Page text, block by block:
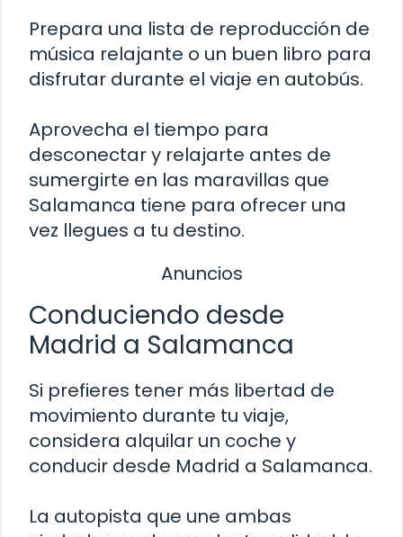
Prepara una lista de reproducción de
música relajante o un buen libro para
disfrutar durante el viaje en autobús.
Aprovecha el tiempo para
desconectar y relajarte antes de
sumergirte en las maravillas que
Salamanca tiene para ofrecer una
vez llegues a tu destino.
Anuncios
Conduciendo desde
Madrid a Salamanca
Si prefieres tener más libertad de
movimiento durante tu viaje,
considera alquilar un coche y
conducir desde Madrid a Salamanca.
La autopista que une ambas